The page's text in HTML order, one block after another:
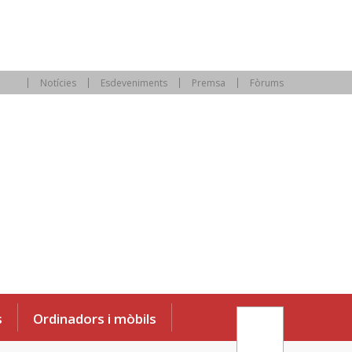
Notícies Esdeveniments Premsa Fòrums
Ordinadors i mòbils